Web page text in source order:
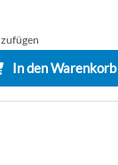
In den Warenkorb